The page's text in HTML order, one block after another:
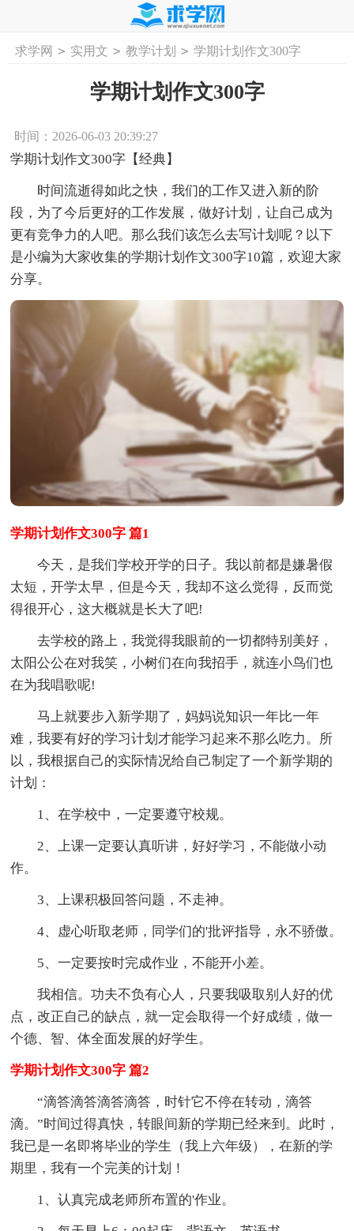
首页 工作计划 活动计划 学习计划
求学网 > 实用文 > 教学计划 > 学期计划作文300字
学期计划作文300字
时间：2026-06-03 20:39:27
学期计划作文300字【经典】
时间流逝得如此之快，我们的工作又进入新的阶
段，为了今后更好的工作发展，做好计划，让自己成为
更有竞争力的人吧。那么我们该怎么去写计划呢？以下
是小编为大家收集的学期计划作文300字10篇，欢迎大家
分享。
学期计划作文300字 篇1
今天，是我们学校开学的日子。我以前都是嫌暑假
太短，开学太早，但是今天，我却不这么觉得，反而觉
得很开心，这大概就是长大了吧!
去学校的路上，我觉得我眼前的一切都特别美好，
太阳公公在对我笑，小树们在向我招手，就连小鸟们也
在为我唱歌呢!
马上就要步入新学期了，妈妈说知识一年比一年
难，我要有好的学习计划才能学习起来不那么吃力。所
以，我根据自己的实际情况给自己制定了一个新学期的
计划：
1、在学校中，一定要遵守校规。
2、上课一定要认真听讲，好好学习，不能做小动
作。
3、上课积极回答问题，不走神。
4、虚心听取老师，同学们的'批评指导，永不骄傲。
5、一定要按时完成作业，不能开小差。
我相信。功夫不负有心人，只要我吸取别人好的优
点，改正自己的缺点，就一定会取得一个好成绩，做一
个德、智、体全面发展的好学生。
学期计划作文300字 篇2
“滴答滴答滴答滴答，时针它不停在转动，滴答
滴。”时间过得真快，转眼间新的学期已经来到。此时，
我已是一名即将毕业的学生（我上六年级），在新的学
期里，我有一个完美的计划！
1、认真完成老师所布置的'作业。